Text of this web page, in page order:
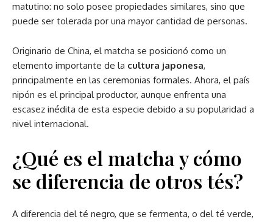
matutino: no solo posee propiedades similares, sino que
puede ser tolerada por una mayor cantidad de personas.
Originario de China, el matcha se posicionó como un
elemento importante de la cultura japonesa,
principalmente en las ceremonias formales. Ahora, el país
nipón es el principal productor, aunque enfrenta una
escasez inédita de esta especie debido a su popularidad a
nivel internacional.
¿Qué es el matcha y cómo
se diferencia de otros tés?
A diferencia del té negro, que se fermenta, o del té verde,